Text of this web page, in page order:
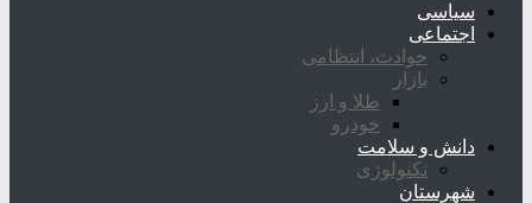
سیاسی
اجتماعی
حوادث، انتظامی
بازار
طلا و ارز
خودرو
دانش و سلامت
تکنولوژی
شهرستان